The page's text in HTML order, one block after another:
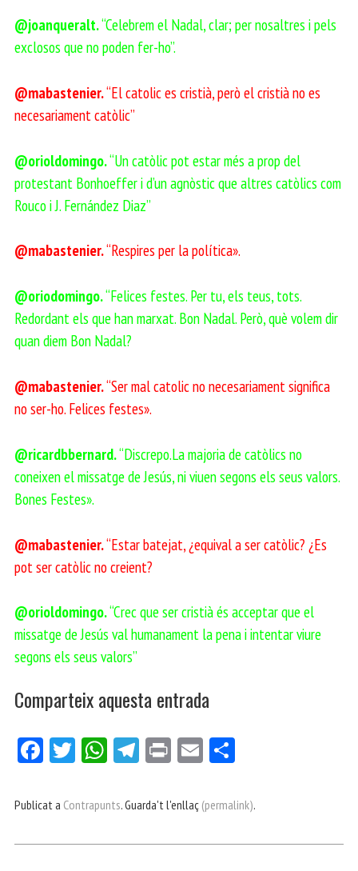
@joanqueralt.“Celebrem el Nadal, clar; per nosaltres i pels
exclosos que no poden fer-ho”.
@mabastenier.“El catolic es cristià, però el cristià no es
necesariament catòlic”
@orioldomingo.“Un catòlic pot estar més a prop del
protestant Bonhoeffer i d’un agnòstic que altres catòlics com
Rouco i J. Fernández Diaz”
@mabastenier.“Respires per la política».
@oriodomingo.“Felices festes. Per tu, els teus, tots.
Redordant els que han marxat. Bon Nadal. Però, què volem dir
quan diem Bon Nadal?
@mabastenier.“Ser mal catolic no necesariament significa
no ser-ho. Felices festes».
@ricardbbernard.“Discrepo.La majoria de catòlics no
coneixen el missatge de Jesús, ni viuen segons els seus valors.
Bones Festes».
@mabastenier.“Estar batejat, ¿equival a ser catòlic? ¿Es
pot ser catòlic no creient?
@orioldomingo.“Crec que ser cristià és acceptar que el
missatge de Jesús val humanament la pena i intentar viure
segons els seus valors”
Comparteix aquesta entrada
Fa
bo
Tw
er
W
ts
p
Te
gr
m
Pri E
ail pa
ei
Publicat a Contrapunts. Guarda't l'enllaç (permalink).